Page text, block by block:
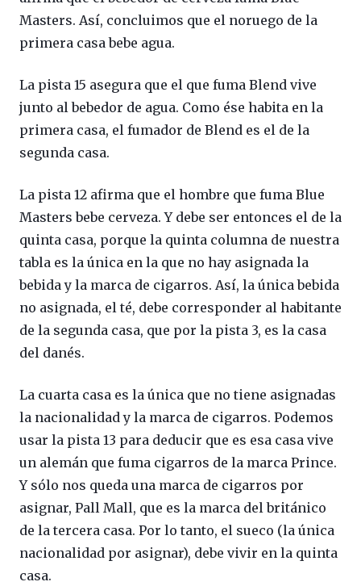
Masters. Así, concluimos que el noruego de la
primera casa bebe agua.
La pista 15 asegura que el que fuma Blend vive
junto al bebedor de agua. Como ése habita en la
primera casa, el fumador de Blend es el de la
segunda casa.
La pista 12 afirma que el hombre que fuma Blue
Masters bebe cerveza. Y debe ser entonces el de la
quinta casa, porque la quinta columna de nuestra
tabla es la única en la que no hay asignada la
bebida y la marca de cigarros. Así, la única bebida
no asignada, el té, debe corresponder al habitante
de la segunda casa, que por la pista 3, es la casa
del danés.
La cuarta casa es la única que no tiene asignadas
la nacionalidad y la marca de cigarros. Podemos
usar la pista 13 para deducir que es esa casa vive
un alemán que fuma cigarros de la marca Prince.
Y sólo nos queda una marca de cigarros por
asignar, Pall Mall, que es la marca del británico
de la tercera casa. Por lo tanto, el sueco (la única
nacionalidad por asignar), debe vivir en la quinta
casa.